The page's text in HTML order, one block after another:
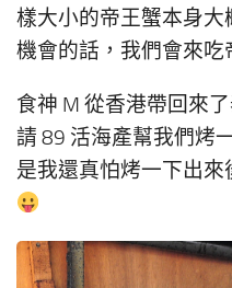
樣大小的帝王蟹本身
機會的話，我們會來吃
食神 M 從香港帶回來
請 89 活海產幫我們烤
是我還真怕烤一下出來